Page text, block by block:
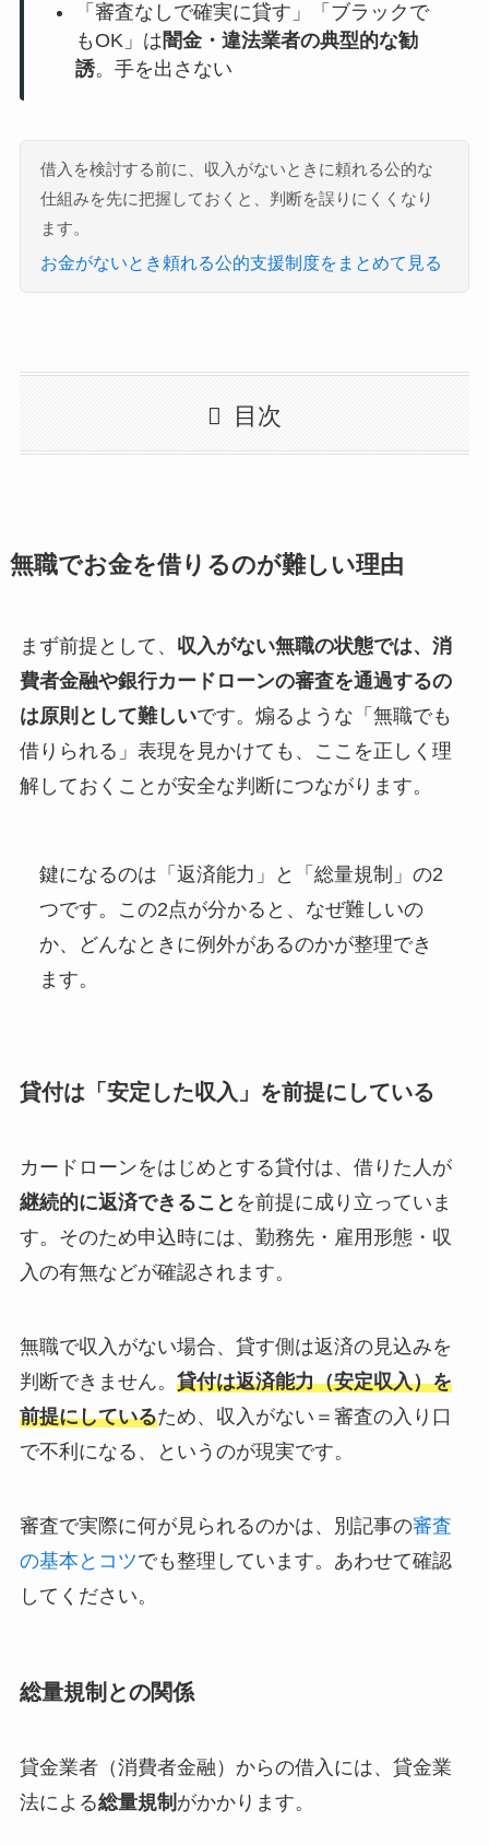
「審査なしで確実に貸す」「ブラックで
もOK」は闇金・違法業者の典型的な勧
誘。手を出さない
借入を検討する前に、収入がないときに頼れる公的な
仕組みを先に把握しておくと、判断を誤りにくくなり
ます。
お金がないとき頼れる公的支援制度をまとめて見る
目次
無職でお金を借りるのが難しい理由
まず前提として、 収入がない無職の状態では、消
費者金融や銀行カードローンの審査を通過するの
は原則として難しいです。煽るような「無職でも
借りられる」表現を見かけても、ここを正しく理
解しておくことが安全な判断につながります。
鍵になるのは「返済能力」と「総量規制」の2
つです。この2点が分かると、なぜ難しいの
か、どんなときに例外があるのかが整理でき
ます。
貸付は「安定した収入」を前提にしている
カードローンをはじめとする貸付は、借りた人が
継続的に返済できること を前提に成り立っていま
す。そのため申込時には、勤務先・雇用形態・収
入の有無などが確認されます。
無職で収入がない場合、貸す側は返済の見込みを
判断できません。 貸付は返済能力（安定収入）を
前提にしているため、収入がない＝審査の入り口
で不利になる、というのが現実です。
審査で実際に何が見られるのかは、別記事の審査
の基本とコツでも整理しています。あわせて確認
してください。
総量規制との関係
貸金業者（消費者金融）からの借入には、貸金業
法による総量規制 がかかります。